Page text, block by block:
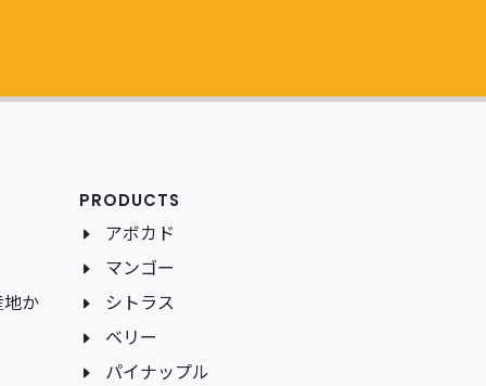
か
PRODUCTS
アボカド
マンゴー
シトラス
ベリー
パイナップル